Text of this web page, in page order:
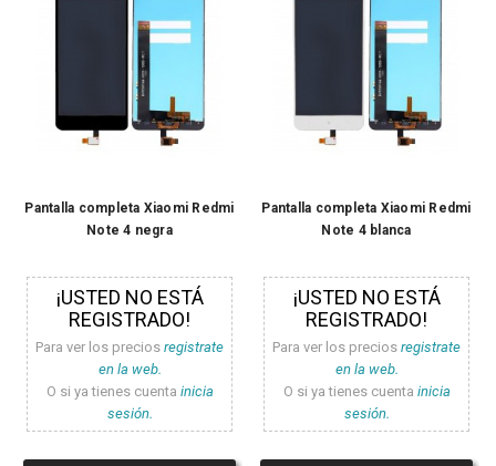
Pantalla completa Xiaomi Redmi
Note 4 negra
¡USTED NO ESTÁ
REGISTRADO!
Para ver los precios registrate
en la web.
O si ya tienes cuenta inicia
sesión.
Pantalla completa Xiaomi Redmi
Note 4 blanca
¡USTED NO ESTÁ
REGISTRADO!
Para ver los precios registrate
en la web.
O si ya tienes cuenta inicia
sesión.